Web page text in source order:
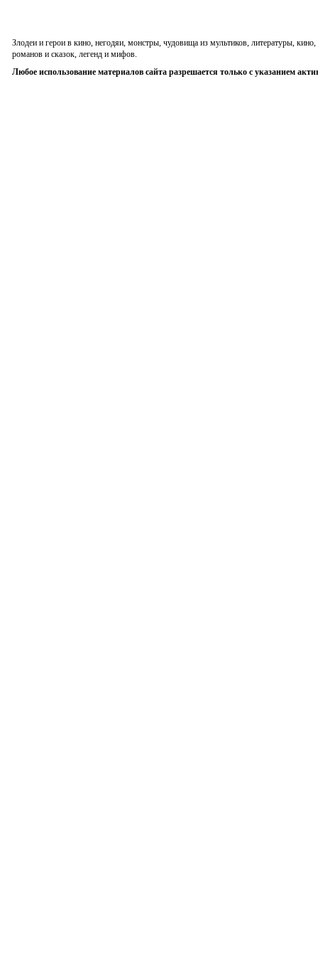
Злодеи и герои в кино, негодяи, монстры, чудовища из мультиков, литературы,
романов и сказок, легенд и мифов.
Любое использование материалов сайта разрешается только с указанием